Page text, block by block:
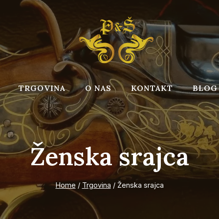
TRGOVINA O NAS KONTAKT BLOG
Ženska srajca
Home / Trgovina / Ženska srajca